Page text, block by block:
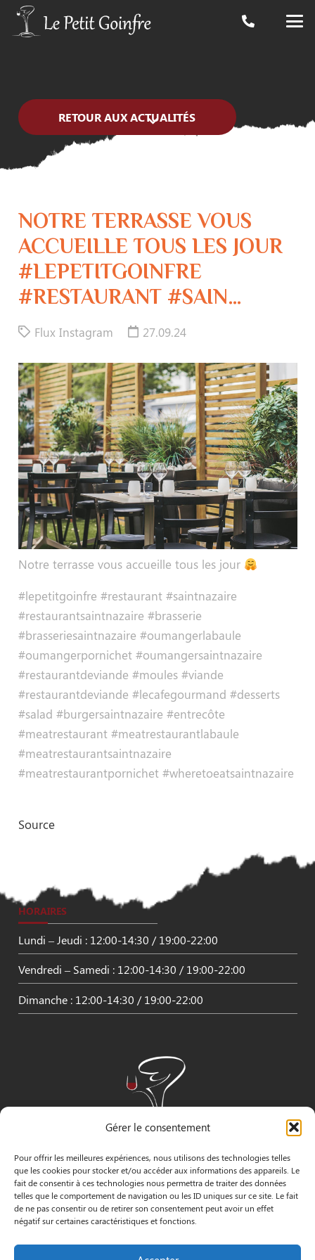
Gérer le consentement
Pour offrir les meilleures expériences, nous utilisons des technologies telles
que les cookies pour stocker et/ou accéder aux informations des appareils. Le
fait de consentir à ces technologies nous permettra de traiter des données
telles que le comportement de navigation ou les ID uniques sur ce site. Le fait
de ne pas consentir ou de retirer son consentement peut avoir un effet
négatif sur certaines caractéristiques et fonctions.
RETOUR AUX ACTUALITÉS
NOTRE TERRASSE VOUS
ACCUEILLE TOUS LES JOUR
#LEPETITGOINFRE
#RESTAURANT #SAIN…
Flux Instagram 27.09.24
Notre terrasse vous accueille tous les jour
#lepetitgoinfre #restaurant #saintnazaire
#restaurantsaintnazaire #brasserie
#brasseriesaintnazaire #oumangerlabaule
#oumangerpornichet #oumangersaintnazaire
#restaurantdeviande #moules #viande
#restaurantdeviande #lecafegourmand #desserts
#salad #burgersaintnazaire #entrecôte
#meatrestaurant #meatrestaurantlabaule
#meatrestaurantsaintnazaire
#meatrestaurantpornichet #wheretoeatsaintnazaire
Source
HORAIRES
Lundi – Jeudi : 12:00-14:30 / 19:00-22:00
Vendredi – Samedi : 12:00-14:30 / 19:00-22:00
Dimanche : 12:00-14:30 / 19:00-22:00
INFORMATIONS